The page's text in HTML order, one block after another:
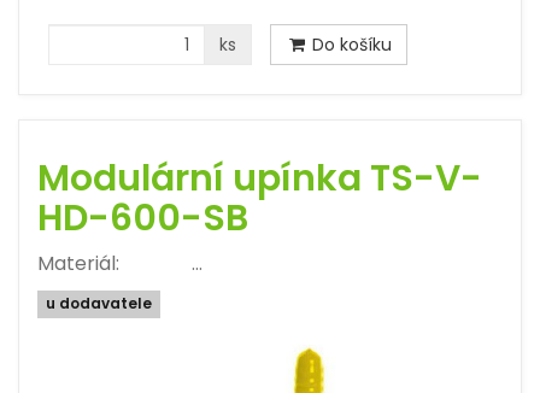
ks Do košíku
Modulární upínka TS-V-
HD-600-SB
Materiál: …
u dodavatele